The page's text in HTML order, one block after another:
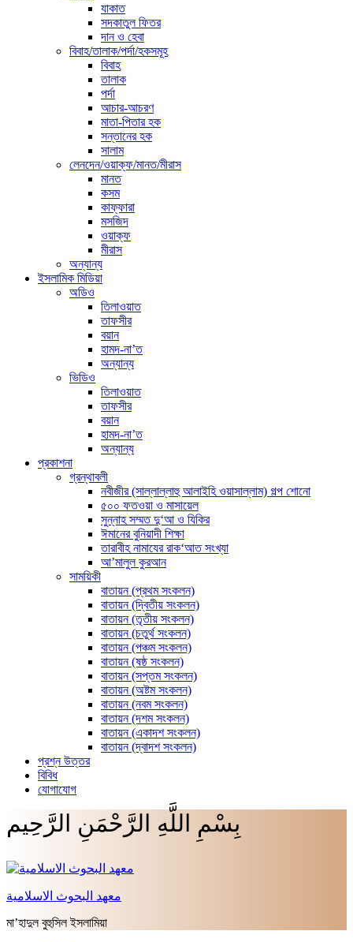
যাকাত
সদকাতুল ফিতর
দান ও হেবা
বিবাহ/তালাক/পর্দা/হকসমূহ
বিবাহ
তালাক
পর্দা
আচার-আচরণ
মাতা-পিতার হক
সন্তানের হক
সালাম
লেনদেন/ওয়াক্ফ/মানত/মীরাস
মানত
কসম
কাফ্ফারা
মসজিদ
ওয়াক্ফ
মীরাস
অন্যান্য
ইসলামিক মিডিয়া
অডিও
তিলাওয়াত
তাফসীর
বয়ান
হামদ-না’ত
অন্যান্য
ভিডিও
তিলাওয়াত
তাফসীর
বয়ান
হামদ-না’ত
অন্যান্য
প্রকাশনা
গ্রন্থাবলী
নবীজীর (সাল্লাল্লাহু আলাইহি ওয়াসাল্লাম) গল্প শোনো
৫০০ ফতওয়া ও মাসায়েল
সুন্নাহ সম্মত দু‘আ ও যিকির
ঈমানের বুনিয়াদী শিক্ষা
তারাবীহ নামাযের রাক‘আত সংখ্যা
আ’মালুল কুরআন
সাময়িকী
বাতায়ন (প্রথম সংকলন)
বাতায়ন (দ্বিতীয় সংকলন)
বাতায়ন (তৃতীয় সংকলন)
বাতায়ন (চতুর্থ সংকলন)
বাতায়ন (পঞ্চম সংকলন)
বাতায়ন (ষষ্ঠ সংকলন)
বাতায়ন (সপ্তম সংকলন)
বাতায়ন (অষ্টম সংকলন)
বাতায়ন (নবম সংকলন)
বাতায়ন (দশম সংকলন)
বাতায়ন (একাদশ সংকলন)
বাতায়ন (দ্বাদশ সংকলন)
প্রশ্ন উত্তর
বিবিধ
যোগাযোগ
بِسْمِ اللَّهِ الرَّحْمَنِ الرَّحِيم
معهد البحوث الاسلامية
মা’হাদুল বুহুসিল ইসলামিয়া